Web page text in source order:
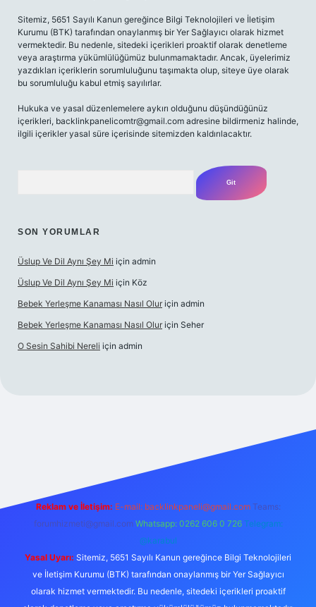
Sitemiz, 5651 Sayılı Kanun gereğince Bilgi Teknolojileri ve İletişim
Kurumu (BTK) tarafından onaylanmış bir Yer Sağlayıcı olarak hizmet
vermektedir. Bu nedenle, sitedeki içerikleri proaktif olarak denetleme
veya araştırma yükümlülüğümüz bulunmamaktadır. Ancak, üyelerimiz
yazdıkları içeriklerin sorumluluğunu taşımakta olup, siteye üye olarak
bu sorumluluğu kabul etmiş sayılırlar.
Hukuka ve yasal düzenlemelere aykırı olduğunu düşündüğünüz
içerikleri, backlinkpanelicomtr@gmail.com adresine bildirmeniz halinde,
ilgili içerikler yasal süre içerisinde sitemizden kaldırılacaktır.
SON YORUMLAR
Üslup Ve Dil Aynı Şey Mi için admin
Üslup Ve Dil Aynı Şey Mi için Köz
Bebek Yerleşme Kanaması Nasıl Olur için admin
Bebek Yerleşme Kanaması Nasıl Olur için Seher
O Sesin Sahibi Nereli için admin
Reklam ve İletişim: E-mail: backlinkpaneli@gmail.com Teams:
forumhizmeti@gmail.com Whatsapp: 0262 606 0 726 Telegram:
@karabul
Yasal Uyarı: Sitemiz, 5651 Sayılı Kanun gereğince Bilgi Teknolojileri
ve İletişim Kurumu (BTK) tarafından onaylanmış bir Yer Sağlayıcı
olarak hizmet vermektedir. Bu nedenle, sitedeki içerikleri proaktif